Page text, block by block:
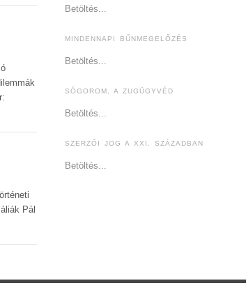
Pál
Betöltés...
MINDENNAPI BŰNMEGELŐZÉS
Betöltés...
SÓGOROM, A ZUGÜGYVÉD
Betöltés...
SZERZŐI JOG A XXI. SZÁZADBAN
Betöltés...